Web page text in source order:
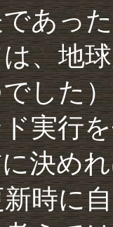
あっ
、地
した）
実行
決め
時に